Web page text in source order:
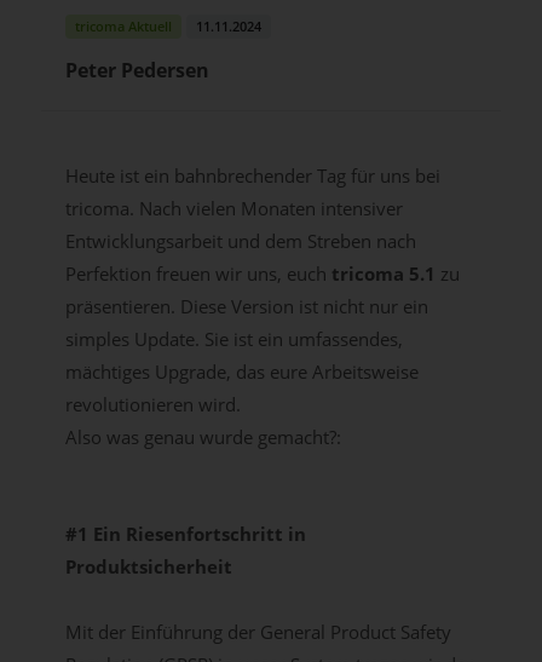
tricoma Aktuell 11.11.2024
Peter Pedersen
Heute ist ein bahnbrechender Tag für uns bei
tricoma. Nach vielen Monaten intensiver
Entwicklungsarbeit und dem Streben nach
Perfektion freuen wir uns, euch tricoma 5.1 zu
präsentieren. Diese Version ist nicht nur ein
simples Update. Sie ist ein umfassendes,
mächtiges Upgrade, das eure Arbeitsweise
revolutionieren wird.
Also was genau wurde gemacht?:
#1 Ein Riesenfortschritt in
Produktsicherheit
Mit der Einführung der General Product Safety